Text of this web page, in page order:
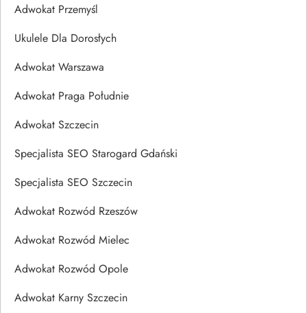
Adwokat Przemyśl
Ukulele Dla Dorosłych
Adwokat Warszawa
Adwokat Praga Południe
Adwokat Szczecin
Specjalista SEO Starogard Gdański
Specjalista SEO Szczecin
Adwokat Rozwód Rzeszów
Adwokat Rozwód Mielec
Adwokat Rozwód Opole
Adwokat Karny Szczecin